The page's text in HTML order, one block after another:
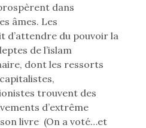
dans
âmes. Les
d’attendre du pouvoir la
de l’islam
dont les ressorts
trouvent des
d’extrême
livre (On a voté…et